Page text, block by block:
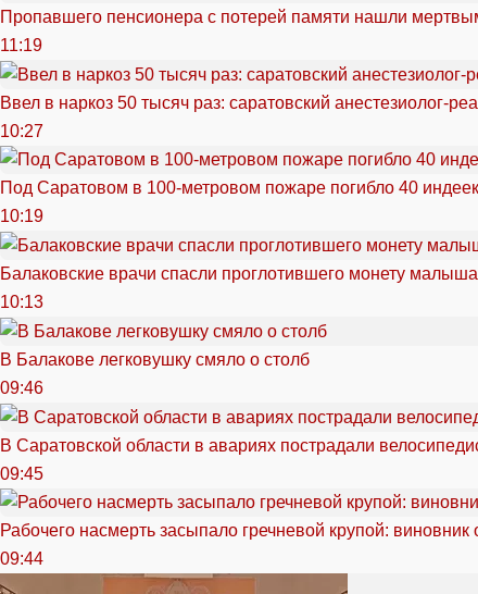
Пропавшего пенсионера с потерей памяти нашли
11:19
Ввел в наркоз 50 тысяч раз: саратовский анестезиолог-
10:27
Под Саратовом в 100-метровом пожаре погибло 40
10:19
Балаковские врачи спасли проглотившего монету малыша
10:13
В Балакове легковушку смяло о столб
09:46
В Саратовской области в авариях пострадали
09:45
Рабочего насмерть засыпало гречневой крупой:
09:44